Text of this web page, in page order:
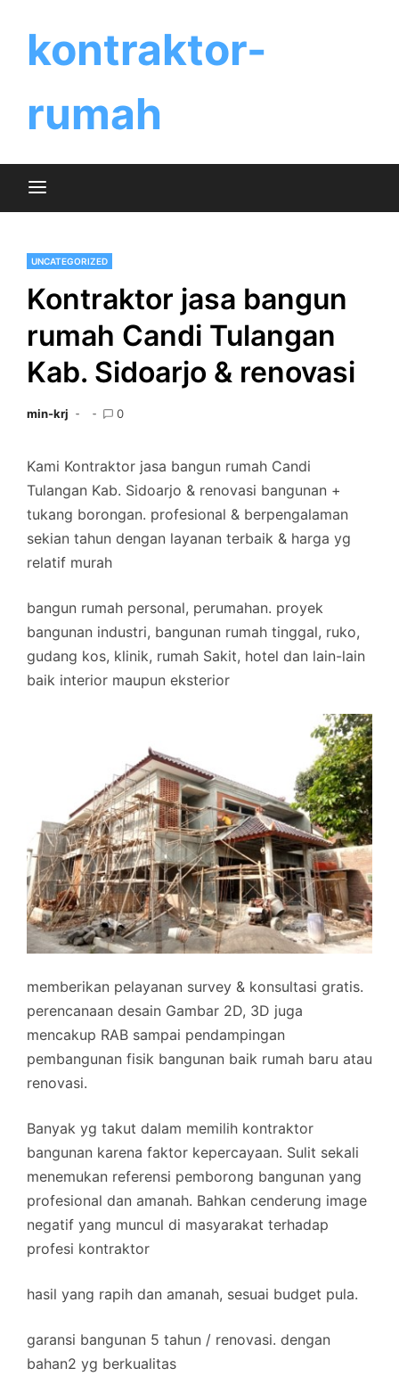
contentkontraktor-
rumah
UNCATEGORIZED
Kontraktor jasa bangun
rumah Candi Tulangan
Kab. Sidoarjo & renovasi
min-krj 0
Kami Kontraktor jasa bangun rumah Candi
Tulangan Kab. Sidoarjo & renovasi bangunan +
tukang borongan. profesional & berpengalaman
sekian tahun dengan layanan terbaik & harga yg
relatif murah
bangun rumah personal, perumahan. proyek
bangunan industri, bangunan rumah tinggal, ruko,
gudang kos, klinik, rumah Sakit, hotel dan lain-lain
baik interior maupun eksterior
memberikan pelayanan survey & konsultasi gratis.
perencanaan desain Gambar 2D, 3D juga
mencakup RAB sampai pendampingan
pembangunan fisik bangunan baik rumah baru atau
renovasi.
Banyak yg takut dalam memilih kontraktor
bangunan karena faktor kepercayaan. Sulit sekali
menemukan referensi pemborong bangunan yang
profesional dan amanah. Bahkan cenderung image
negatif yang muncul di masyarakat terhadap
profesi kontraktor
hasil yang rapih dan amanah, sesuai budget pula.
garansi bangunan 5 tahun / renovasi. dengan
bahan2 yg berkualitas